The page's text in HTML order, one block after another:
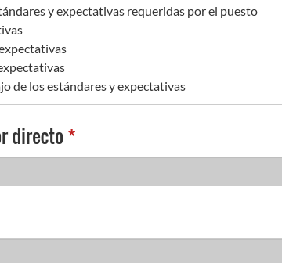
y expectativas requeridas por el puesto
de los estándares y expectativas
directo*